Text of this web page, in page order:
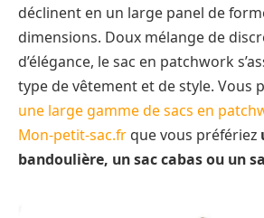
déclinent en un large panel de
dimensions. Doux mélange de
d’élégance, le sac en patchwork
type de vêtement et de style. Vous
une large gamme de sacs en
Mon-petit-sac.fr que vous préfériez
bandoulière, un sac cabas ou un